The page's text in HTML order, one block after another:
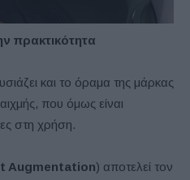
πρακτικότητα
και το όραμα της μάρκας
που όμως είναι
στη χρήση.
Augmentation) αποτελεί τον